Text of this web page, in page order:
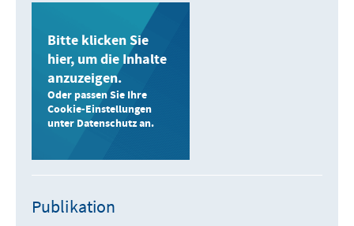
Bitte klicken Sie
hier, um die Inhalte
anzuzeigen.
Oder passen Sie Ihre
Cookie-Einstellungen
unter Datenschutz an.
Publikation